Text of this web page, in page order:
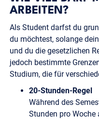
ARBEITEN?
Als Student darfst du
du möchtest, solange
und du die gesetzlichen
jedoch bestimmte
Studium, die für
20-Stunden-Regel
Während des
Stunden pro Woche